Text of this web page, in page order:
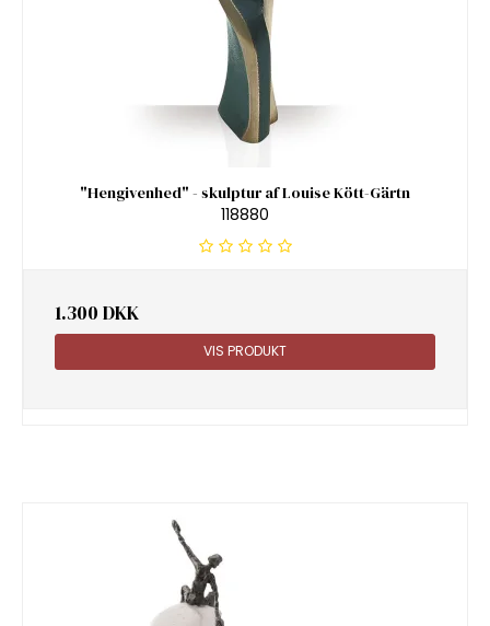
"Hengivenhed" - skulptur af Louise Kött-Gärtn
118880
1.300 DKK
VIS PRODUKT